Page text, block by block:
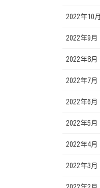
2022年10月
2022年9月
2022年8月
2022年7月
2022年6月
2022年5月
2022年4月
2022年3月